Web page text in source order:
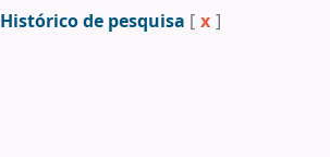
Histórico de pesquisa [ x ]